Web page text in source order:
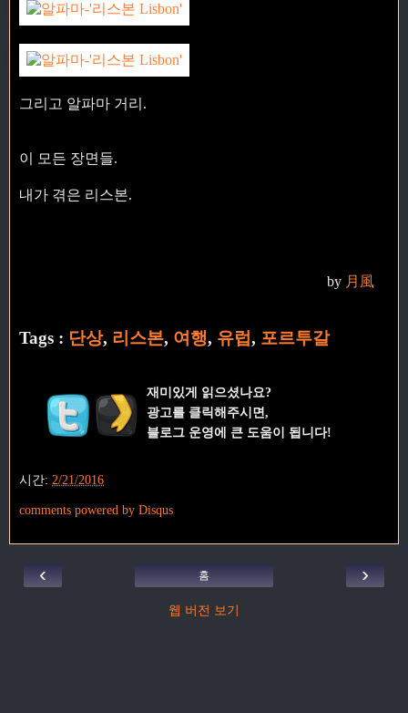
그리고 알파마 거리.
이 모든 장면들.
내가 겪은 리스본.
by 月風
Tags : 단상, 리스본, 여행, 유럽, 포르투갈
재미있게 읽으셨나요?
광고를 클릭해주시면,
블로그 운영에 큰 도움이 됩니다!
시간: 2/21/2016
comments powered by Disqus
‹ ›
홈
웹 버전 보기